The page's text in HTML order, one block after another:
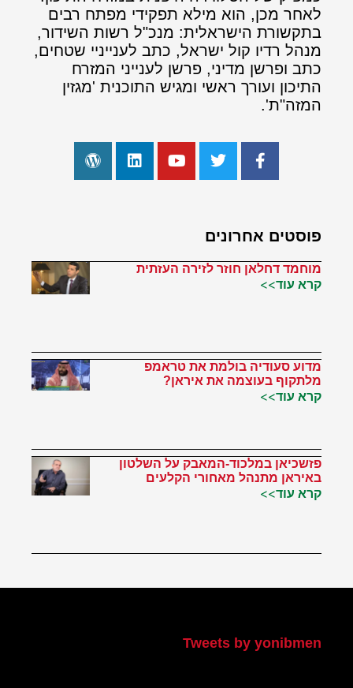
לאחר מכן, הוא מילא תפקידי מפתח רבים
בתקשורת הישראלית: מנכ"ל רשות השידור,
מנהל רדיו קול ישראל, כתב לענייניי שטחים,
כתב ופרשן מדיני, פרשן לענייני המזרח
התיכון ועורך ראשי ומגיש התוכנית 'מגזין
המזה"ת'.
פוסטים אחרונים
מוחמד דחלאן חוזר לזירה העזתית
קרא עוד>>
מדוע סעודיה בולמת את טראמפ
מלתקוף בעוצמה את איראן?
קרא עוד>>
פזשכיאן במלכוד-המאבק על השלטון
באיראן מתנהל מאחורי הקלעים
קרא עוד>>
Tweets by yonibmen